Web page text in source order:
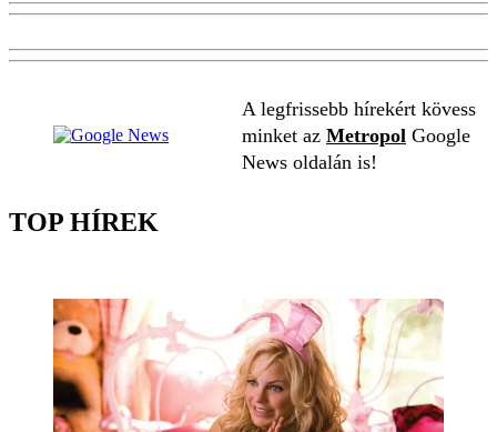
A legfrissebb hírekért kövess
minket az Metropol Google
News oldalán is!
TOP HÍREK